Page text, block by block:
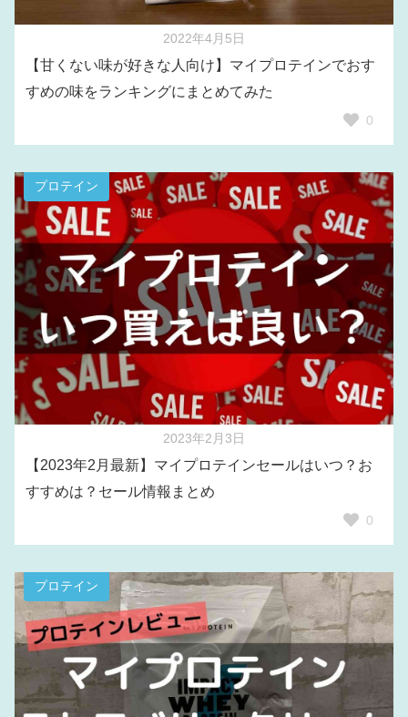
2022年4月5日
【甘くない味が好きな人向け】マイプロテインでおす
すめの味をランキングにまとめてみた
0
プロテイン
2023年2月3日
【2023年2月最新】マイプロテインセールはいつ？お
すすめは？セール情報まとめ
0
プロテイン